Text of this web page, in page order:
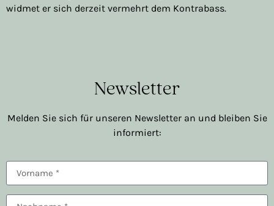
widmet er sich derzeit vermehrt dem Kontrabass.
Newsletter
Melden Sie sich für unseren Newsletter an und bleiben Sie
informiert: